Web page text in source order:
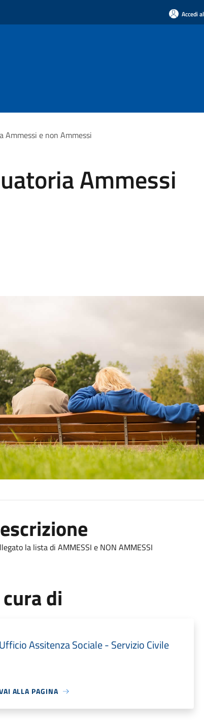
Accedi
Ammessi e non Ammessi
Ammessi
la lista di AMMESSI e NON AMMESSI
di
Ufficio Assitenza Sociale - Servizio Civile
ALLA PAGINA